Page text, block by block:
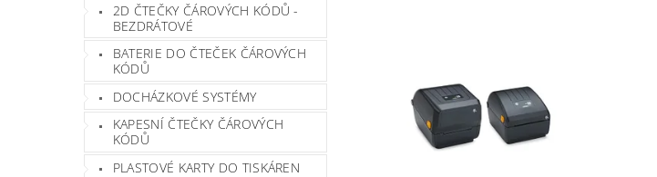
2D ČTEČKY ČÁROVÝCH KÓDŮ -
BEZDRÁTOVÉ
BATERIE DO ČTEČEK ČÁROVÝCH
KÓDŮ
DOCHÁZKOVÉ SYSTÉMY
KAPESNÍ ČTEČKY ČÁROVÝCH
KÓDŮ
PLASTOVÉ KARTY DO TISKÁREN